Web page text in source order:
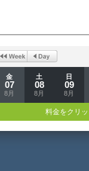
金
07
8月
土
08
8月
日
09
8月
料金をクリ